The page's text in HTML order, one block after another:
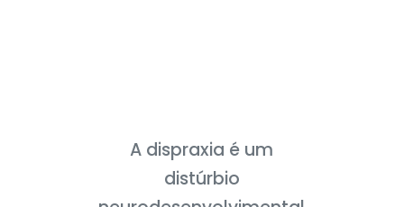
A dispraxia é um
distúrbio